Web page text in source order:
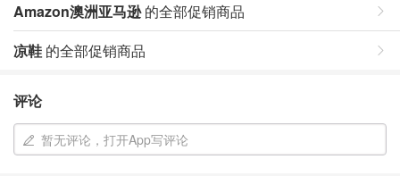
Amazon澳洲亚马逊的全部促销商品
凉鞋 的全部促销商品
评论
暂无评论，打开App写评论